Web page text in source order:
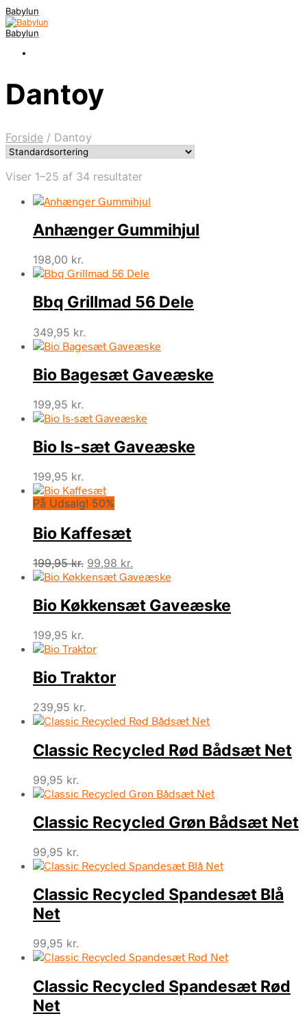
Babylun
Babylun
Dantoy
Forside / Dantoy
Viser 1–25 af 34 resultater
Anhænger Gummihjul
198,00 kr.
Bbq Grillmad 56 Dele
349,95 kr.
Bio Bagesæt Gaveæske
199,95 kr.
Bio Is-sæt Gaveæske
199,95 kr.
På Udsalg! 50%
Bio Kaffesæt
199,95kr. Den
oprindelige
var:
199,95 kr..
99,98 kr.
aktuelle
er:
99,98 kr..
Bio Køkkensæt Gaveæske
199,95 kr.
Bio Traktor
239,95 kr.
Classic Recycled Rød Bådsæt Net
99,95 kr.
Classic Recycled Grøn Bådsæt Net
99,95 kr.
Classic Recycled Spandesæt Blå
Net
99,95 kr.
Classic Recycled Spandesæt Rød
Net